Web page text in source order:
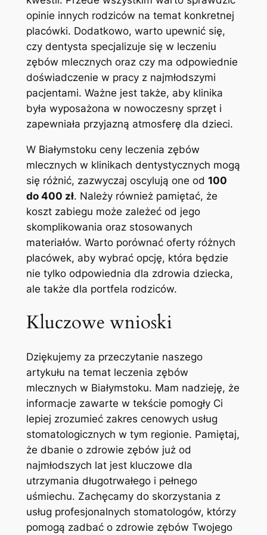
opinie innych ‌rodziców na temat konkretnej
placówki. Dodatkowo, ​warto upewnić⁢ się,
czy dentysta specjalizuje się w leczeniu
zębów mlecznych oraz czy ma odpowiednie
doświadczenie‌ w pracy z najmłodszymi
‌pacjentami. Ważne jest także, aby⁣ klinika
była wyposażona w nowoczesny sprzęt i
zapewniała przyjazną atmosferę dla dzieci.
W Białymstoku ceny ⁤leczenia ​zębów
mlecznych w klinikach dentystycznych mogą
się różnić, zazwyczaj oscylują one od 100
do 400 zł. Należy również pamiętać, że
koszt zabiegu może zależeć od jego
skomplikowania oraz stosowanych ​
materiałów. Warto‍ porównać oferty różnych
placówek, aby wybrać opcję, która ⁤będzie
nie tylko odpowiednia​ dla zdrowia dziecka,
ale także dla portfela rodziców.
Kluczowe wnioski
Dziękujemy za przeczytanie naszego⁢
artykułu na temat ⁣leczenia zębów
mlecznych w Białymstoku. Mam nadzieję, że
informacje zawarte w tekście pomogły Ci
lepiej zrozumieć⁣ zakres cenowych usług
stomatologicznych w tym regionie. Pamiętaj,
że dbanie o zdrowie zębów ⁣już ‍od
najmłodszych lat jest kluczowe dla
utrzymania długotrwałego i pełnego
uśmiechu. Zachęcamy do skorzystania z
usług profesjonalnych ⁣stomatologów, którzy
pomogą zadbać o zdrowie zębów Twojego